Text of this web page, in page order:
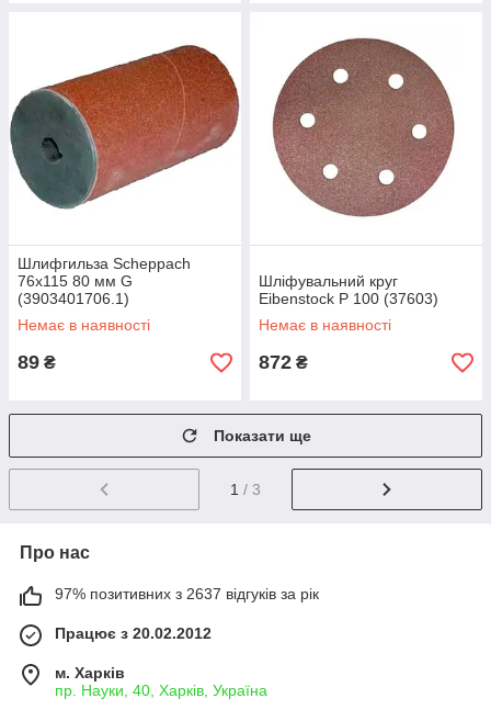
Шлифгильза Scheppach
76х115 80 мм G
(3903401706.1)
Немає в наявності
89 ₴
Шліфувальний круг
Eibenstock Р 100 (37603)
Немає в наявності
872 ₴
Показати ще
1 / 3
Про нас
97% позитивних з 2637 відгуків за рік
Працює з 20.02.2012
м. Харків
пр. Науки, 40, Харків, Україна